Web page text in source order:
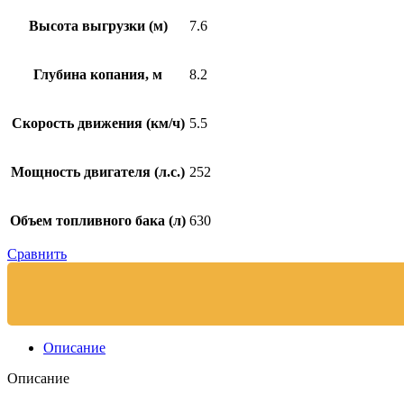
Высота выгрузки (м) 7.6
Глубина копания, м 8.2
Скорость движения (км/ч) 5.5
Мощность двигателя (л.с.) 252
Объем топливного бака (л) 630
Сравнить
Описание
Описание